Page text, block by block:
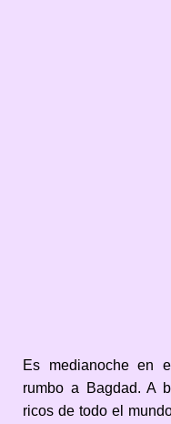
Es medianoche en
rumbo a Bagdad. A
ricos de todo el